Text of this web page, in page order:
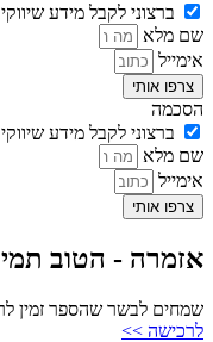
ברצוני לקבל מידע
שם מלא
אימייל
צרפו אותי
הסכמה
ברצוני לקבל מידע
שם מלא
אימייל
צרפו אותי
אזמרה - הטוב
שמחים לבשר שהספר זמין לרכישה
לרכישה >>